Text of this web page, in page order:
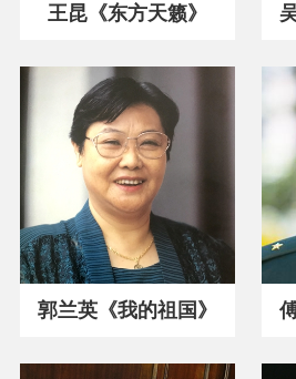
王昆《东方天籁》
郭兰英《我的祖国》